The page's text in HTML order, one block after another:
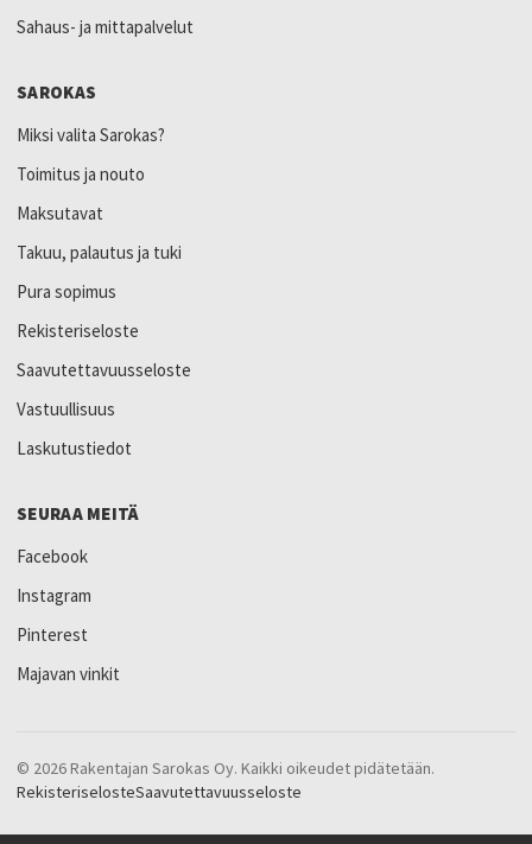
Sahaus- ja mittapalvelut
SAROKAS
Miksi valita Sarokas?
Toimitus ja nouto
Maksutavat
Takuu, palautus ja tuki
Pura sopimus
Rekisteriseloste
Saavutettavuusseloste
Vastuullisuus
Laskutustiedot
SEURAA MEITÄ
Facebook
Instagram
Pinterest
Majavan vinkit
© 2026 Rakentajan Sarokas Oy. Kaikki oikeudet pidätetään.
RekisteriselosteSaavutettavuusseloste